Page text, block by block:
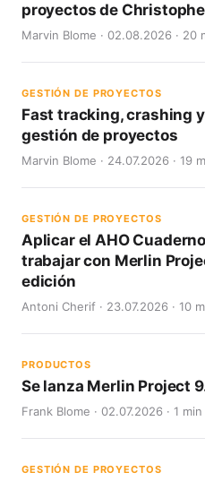
proyectos de
Marvin Blome · 02.08.2026 · 20
GESTIÓN DE PROYECTOS
Fast tracking, crashing
gestión de proyectos
Marvin Blome · 24.07.2026 · 19
GESTIÓN DE PROYECTOS
Aplicar el AHO
trabajar con Merlin
edición
Antoni Cherif · 23.07.2026 · 10
PRODUCTOS
Se lanza Merlin Project
Frank Blome · 02.07.2026 · 1
GESTIÓN DE PROYECTOS